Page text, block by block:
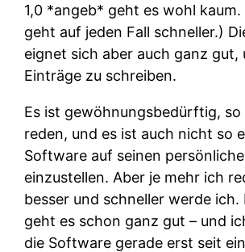
1,0 *angeb* geht es wohl kaum.
geht auf jeden Fall schneller.)
eignet sich aber auch ganz gut,
Einträge zu schreiben.
Es ist gewöhnungsbedürftig, so
reden, und es ist auch nicht so
Software auf seinen
einzustellen. Aber je mehr ich
besser und schneller werde
geht es schon ganz gut – und
die Software gerade erst seit